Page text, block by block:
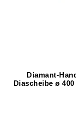
Diamant-
Diascheibe ø